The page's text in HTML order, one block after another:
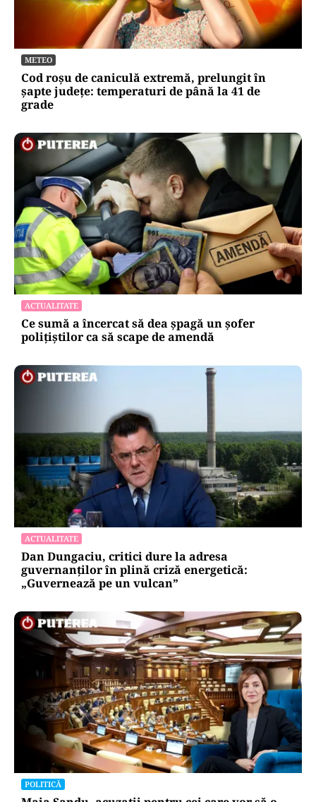
METEO
Cod roșu de caniculă extremă, prelungit în
șapte județe: temperaturi de până la 41 de
grade
ACTUALITATE
Ce sumă a încercat să dea șpagă un șofer
polițiștilor ca să scape de amendă
ACTUALITATE
Dan Dungaciu, critici dure la adresa
guvernanților în plină criză energetică:
„Guvernează pe un vulcan”
POLITICĂ